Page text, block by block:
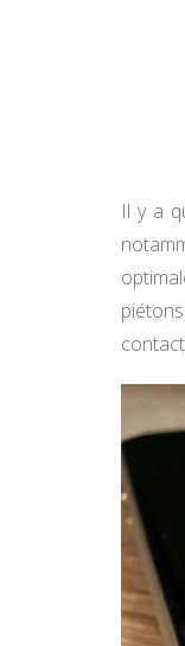
Il y a